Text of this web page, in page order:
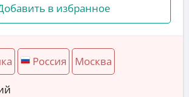
в избранное
Россия Москва